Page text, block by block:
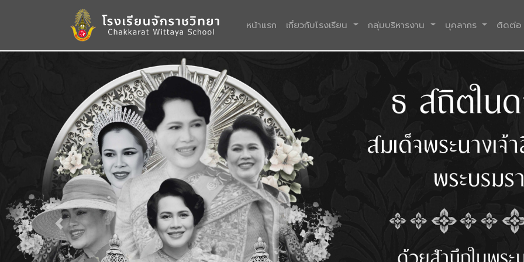
หน้าแรก (current)
เกี่ยวกับโรงเรียน กลุ่มบริหารงาน บุคลากร ติดต่อ
Previous